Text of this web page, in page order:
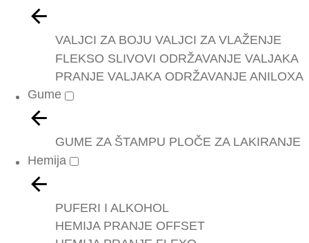
VALJCI ZA BOJU VALJCI ZA VLAŽENJE
FLEKSO SLIVOVI ODRŽAVANJE VALJAKA
PRANJE VALJAKA ODRŽAVANJE ANILOXA
Gume
GUME ZA ŠTAMPU PLOČE ZA LAKIRANJE
Hemija
PUFERI I ALKOHOL
HEMIJA PRANJE OFFSET